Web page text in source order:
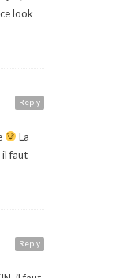
look
Reply
La
il faut
Reply